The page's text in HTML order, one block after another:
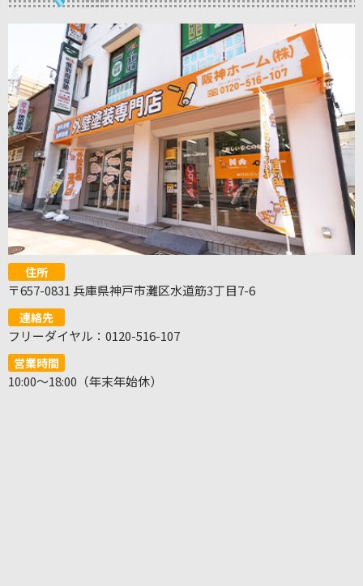
住所
〒657-0831 兵庫県神戸市灘区水道筋3丁目7-6
連絡先
フリーダイヤル：0120-516-107
営業時間
10:00～18:00（年末年始休）